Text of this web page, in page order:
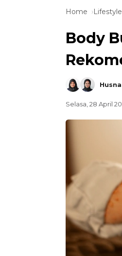
Home Lifestyle
Body
Selasa, 28 April